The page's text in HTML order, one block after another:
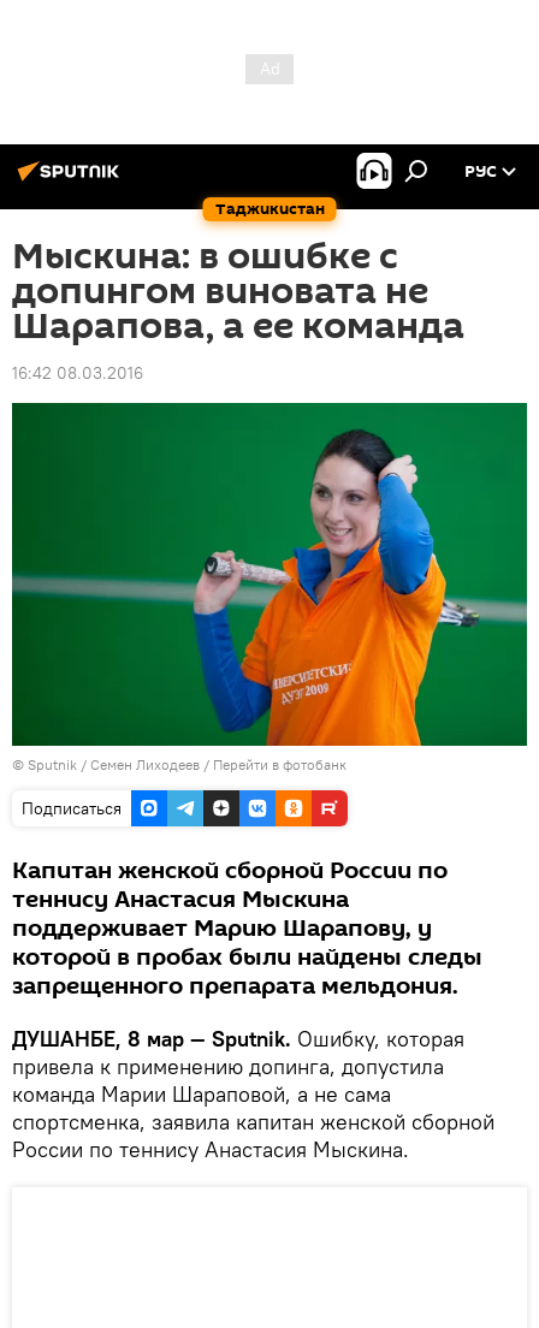
Таджикистан
РУС
Мыскина: в ошибке с
допингом виновата не
Шарапова, а ее команда
16:42 08.03.2016
© Sputnik / Семен Лиходеев / Перейти в фотобанк
Подписаться
Капитан женской сборной России по
теннису Анастасия Мыскина
поддерживает Марию Шарапову, у
которой в пробах были найдены следы
запрещенного препарата мельдония.
ДУШАНБЕ, 8 мар — Sputnik. Ошибку, которая
привела к применению допинга, допустила
команда Марии Шараповой, а не сама
спортсменка, заявила капитан женской сборной
России по теннису Анастасия Мыскина.